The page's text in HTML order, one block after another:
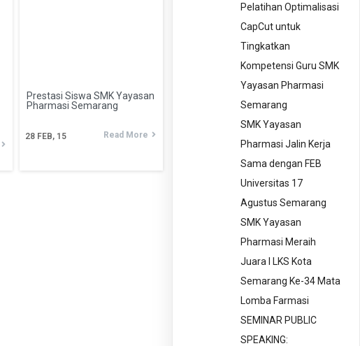
Prestasi Siswa SMK Yayasan
Pharmasi Semarang
28 FEB, 15 Read More
Pelatihan Optimalisasi
CapCut untuk
Tingkatkan
Kompetensi Guru SMK
Yayasan Pharmasi
Semarang
SMK Yayasan
Pharmasi Jalin Kerja
Sama dengan FEB
Universitas 17
Agustus Semarang
SMK Yayasan
Pharmasi Meraih
Juara I LKS Kota
Semarang Ke-34 Mata
Lomba Farmasi
SEMINAR PUBLIC
SPEAKING: